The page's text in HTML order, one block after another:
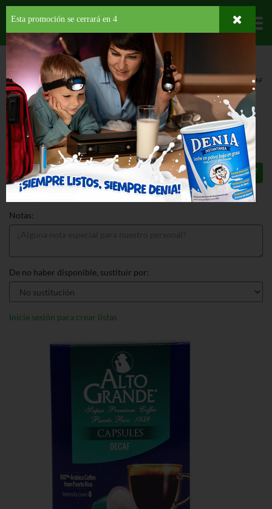
Departamentos
HOME PROVISIONES BEBIDAS CAFÉ ALTO GRANDE CAPSULES DECAF
ALTO GRANDE CAPSULES DECAF 18
CT
$11.49
Notas:
De no haber disponible, sustituir por:
Inicie sesión para crear listas
Esta promoción se cerrará en 3